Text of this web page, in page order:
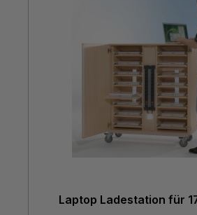
Laptop Ladestation für